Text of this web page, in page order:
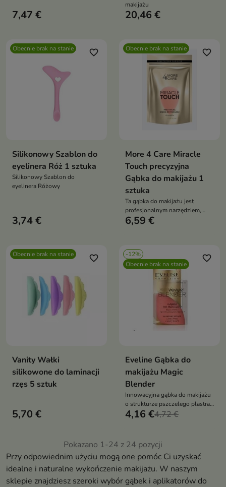
wykończenie makijażu —
komfortowo, bez smug i efektu
7,47 €
makijażu
20,46 €
Obecnie brak na stanie favorite_border
Silikonowy Szablon do
eyelinera Róż 1 sztuka
Silikonowy Szablon do
eyelinera Różowy
3,74 €
Obecnie brak na stanie favorite_border
More 4 Care Miracle
Touch precyzyjna
Gąbka do makijażu 1
sztuka
Ta gąbka do makijażu jest
profesjonalnym narzędziem,
które ułatwia tworzenie
6,59 €
Obecnie brak na stanie favorite_border
Vanity Wałki
silikowone do laminacji
rzęs 5 sztuk
5,70 €
-12%
Obecnie brak na stanie
favorite_border
Eveline Gąbka do
makijażu Magic
Blender
Innowacyjna gąbka do makijażu
o strukturze pszczelego plastra
– ekonomiczna, higieniczna i
minimalizuje zużycie podkładu
4,16 €4,72 €
Pokazano 1-24 z 24 pozycji
Przy odpowiednim użyciu mogą one pomóc Ci uzyskać
idealne i naturalne wykończenie makijażu. W naszym
sklepie znajdziesz szeroki wybór gąbek i aplikatorów do